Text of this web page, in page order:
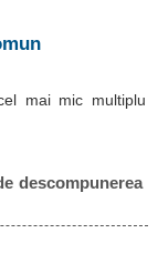
mai mic multiplu
descompunerea